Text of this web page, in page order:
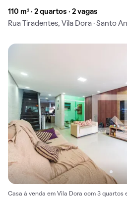
110 m² · 2 quartos · 2 vagas
Rua Tiradentes, Vila Dora · Santo
Casa à venda em Vila Dora com 3